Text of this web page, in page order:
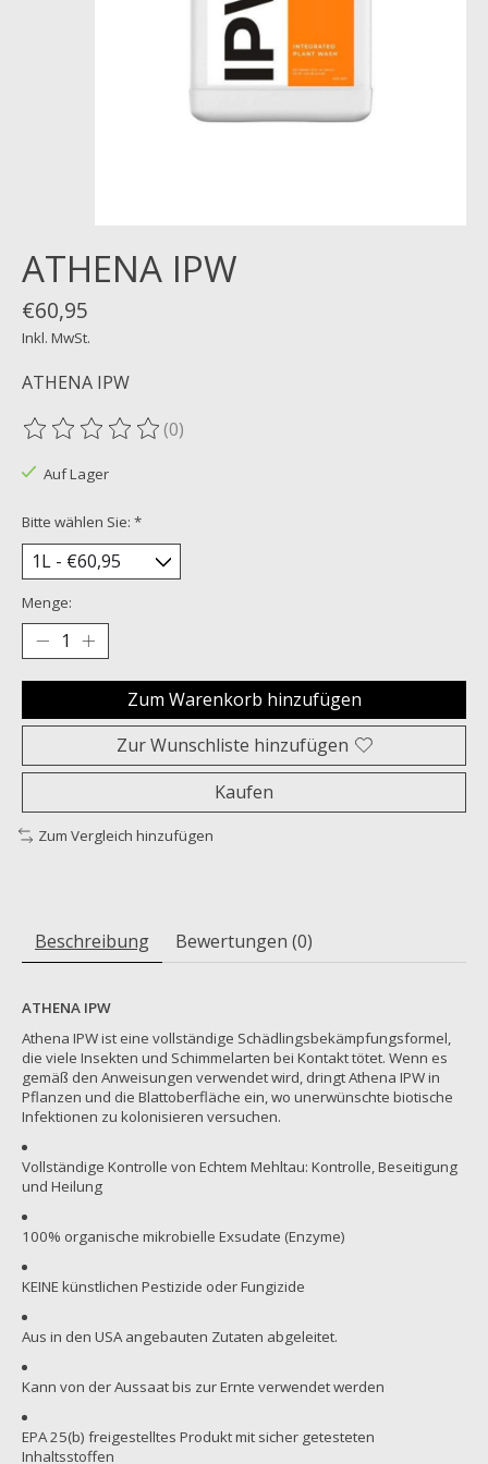
ATHENA IPW
€60,95
Inkl. MwSt.
ATHENA IPW
Die Bewertung dieses Produkts ist
(0)
Auf Lager
Bitte wählen Sie: *
Menge:
Zum Warenkorb hinzufügen
Zur Wunschliste hinzufügen
Kaufen
Zum Vergleich hinzufügen
Beschreibung Bewertungen (0)
ATHENA IPW
Athena IPW ist eine vollständige Schädlingsbekämpfungsformel,
die viele Insekten und Schimmelarten bei Kontakt tötet. Wenn es
gemäß den Anweisungen verwendet wird, dringt Athena IPW in
Pflanzen und die Blattoberfläche ein, wo unerwünschte biotische
Infektionen zu kolonisieren versuchen.
Vollständige Kontrolle von Echtem Mehltau: Kontrolle, Beseitigung
und Heilung
100% organische mikrobielle Exsudate (Enzyme)
KEINE künstlichen Pestizide oder Fungizide
Aus in den USA angebauten Zutaten abgeleitet.
Kann von der Aussaat bis zur Ernte verwendet werden
EPA 25(b) freigestelltes Produkt mit sicher getesteten
Inhaltsstoffen